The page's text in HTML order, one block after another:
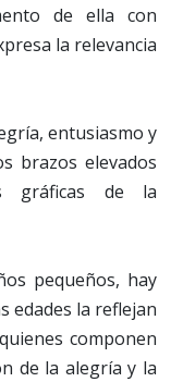
de ella con
la relevancia
entusiasmo y
brazos elevados
gráficas de la
pequeños, hay
edades la reflejan
componen
de la alegría y la